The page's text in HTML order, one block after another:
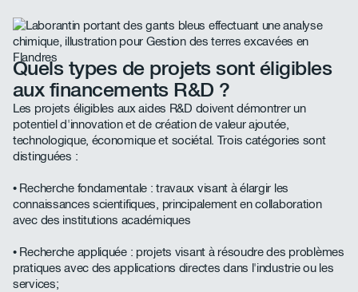
Quels types de projets sont éligibles
aux financements R&D ?
Les projets éligibles aux aides R&D doivent démontrer un
potentiel d'innovation et de création de valeur ajoutée,
technologique, économique et sociétal. Trois catégories sont
distinguées :
• Recherche fondamentale : travaux visant à élargir les
connaissances scientifiques, principalement en collaboration
avec des institutions académiques
• Recherche appliquée : projets visant à résoudre des problèmes
pratiques avec des applications directes dans l'industrie ou les
services;